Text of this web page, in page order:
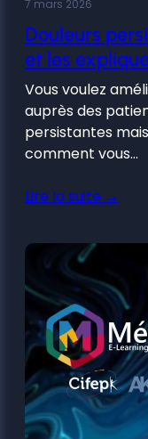
7 mars 2026
Douleurs
et les
Vous voulez
auprès des
persistantes
comment vous…
Lire la suite →